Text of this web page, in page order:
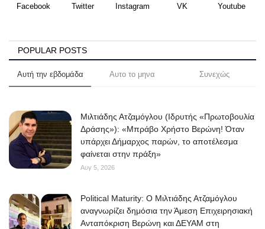
Facebook Twitter Instagram VK Youtube
POPULAR POSTS
Αυτή την εβδομάδα Αυτο το μηνα Συνεχώς
Μιλτιάδης Ατζαμόγλου (Ιδρυτής «Πρωτοβουλία
Δράσης»): «Μπράβο Χρήστο Βερώνη! Όταν
υπάρχει Δήμαρχος παρών, το αποτέλεσμα
φαίνεται στην πράξη»
Αυγ 5, 2026
Political Maturity: Ο Μιλτιάδης Ατζαμόγλου
αναγνωρίζει δημόσια την Άμεση Επιχειρησιακή
Ανταπόκριση Βερώνη και ΔΕΥΑΜ στη